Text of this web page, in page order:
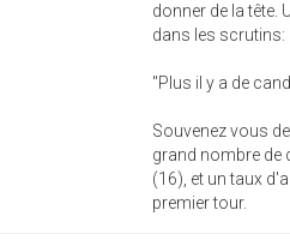
donner de la tête.
dans les scrutins:
"Plus il y a de
Souvenez vous
grand nombre de
(16), et un taux
premier tour.